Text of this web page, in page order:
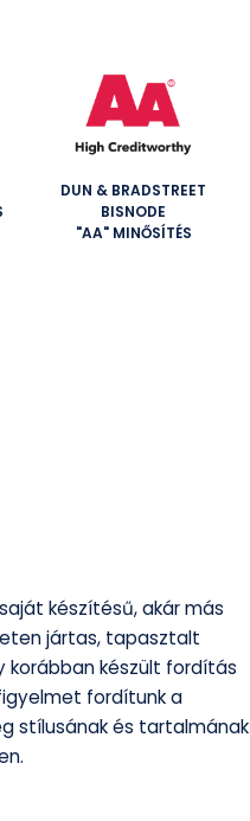
DUN & BRADSTREET
BISNODE
"AA" MINŐSÍTÉS
készítésű, akár más
jártas, tapasztalt
korábban készült fordítás
fordítunk a
stílusának és tartalmának